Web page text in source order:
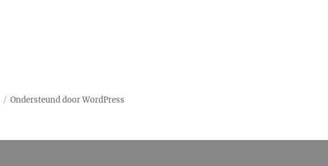
Ondersteund door WordPress